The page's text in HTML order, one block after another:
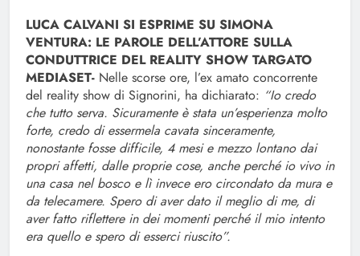
LUCA CALVANI SI ESPRIME SU SIMONA
VENTURA: LE PAROLE DELL’ATTORE SULLA
CONDUTTRICE DEL REALITY SHOW TARGATO
MEDIASET- Nelle scorse ore, l’ex amato concorrente
del reality show di Signorini, ha dichiarato: “Io credo
che tutto serva. Sicuramente è stata un’esperienza molto
forte, credo di essermela cavata sinceramente,
nonostante fosse difficile, 4 mesi e mezzo lontano dai
propri affetti, dalle proprie cose, anche perché io vivo in
una casa nel bosco e lì invece ero circondato da mura e
da telecamere. Spero di aver dato il meglio di me, di
aver fatto riflettere in dei momenti perché il mio intento
era quello e spero di esserci riuscito”.